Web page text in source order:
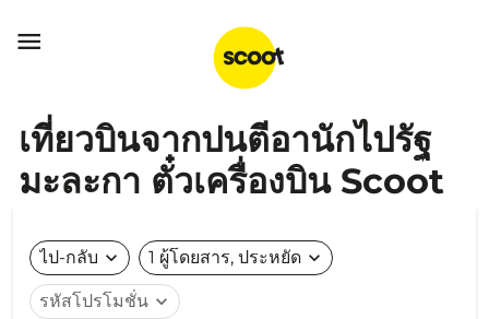

เที่ยวบินจากปนตีอานักไปรัฐ
มะละกา ตั๋วเครื่องบิน Scoot
ไป-กลับ expand_more 1 ผู้โดยสาร, ประหยัด expand_more
รหัสโปรโมชั่น expand_more